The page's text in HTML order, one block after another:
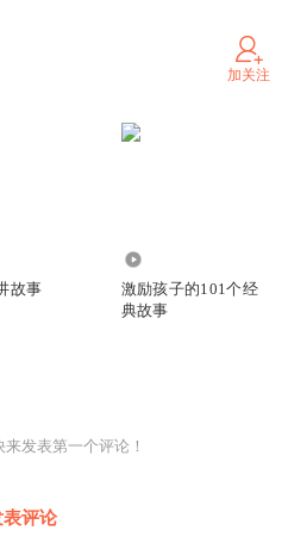
加关注
故事
激励孩子的101个经
典故事
发表第一个评论！
表评论